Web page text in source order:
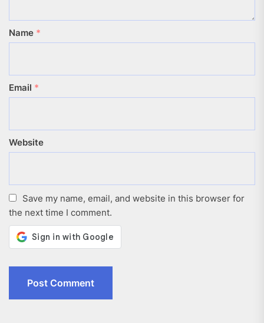
Name *
Email *
Website
Save my name, email, and website in this browser for
the next time I comment.